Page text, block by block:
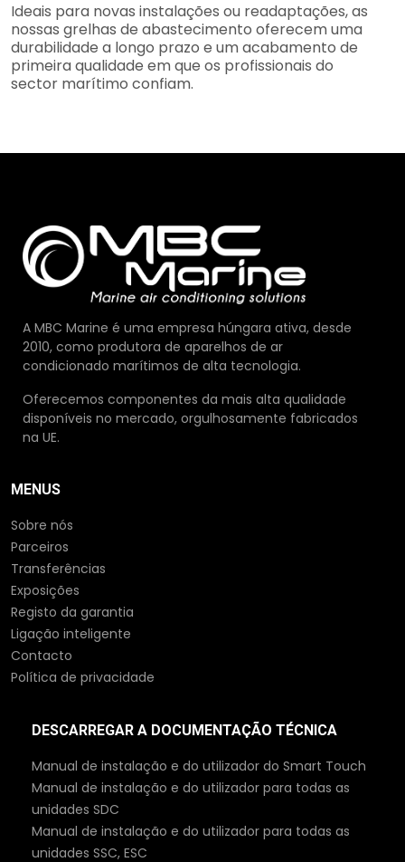
Ideais para novas instalações ou readaptações, as
nossas grelhas de abastecimento oferecem uma
durabilidade a longo prazo e um acabamento de
primeira qualidade em que os profissionais do
sector marítimo confiam.
A MBC Marine é uma empresa húngara ativa, desde
2010, como produtora de aparelhos de ar
condicionado marítimos de alta tecnologia.
Oferecemos componentes da mais alta qualidade
disponíveis no mercado, orgulhosamente fabricados
na UE.
MENUS
Sobre nós
Parceiros
Transferências
Exposições
Registo da garantia
Ligação inteligente
Contacto
Política de privacidade
DESCARREGAR A DOCUMENTAÇÃO TÉCNICA
Manual de instalação e do utilizador do Smart Touch
Manual de instalação e do utilizador para todas as
unidades SDC
Manual de instalação e do utilizador para todas as
unidades SSC, ESC